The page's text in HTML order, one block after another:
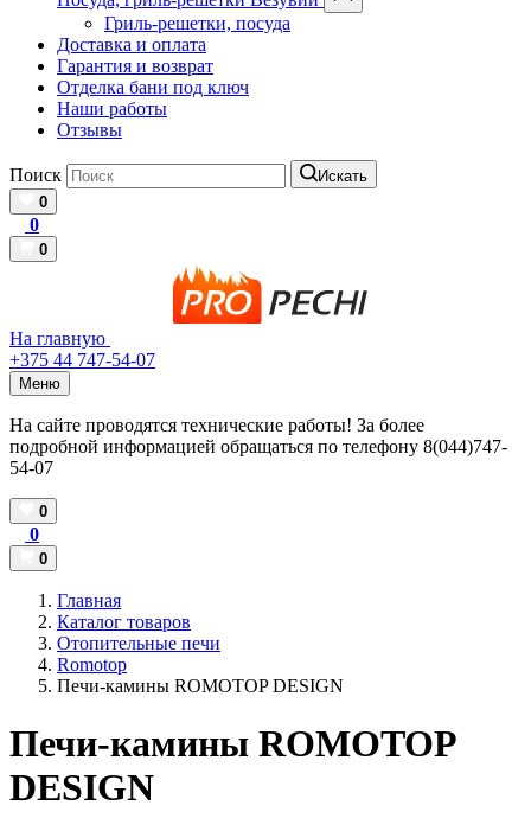
Гриль-решетки, посуда
Доставка и оплата
Гарантия и возврат
Отделка бани под ключ
Наши работы
Отзывы
Поиск
Искать
0
0
0
На главную
+375 44 747-54-07
Меню
На сайте проводятся технические работы! За более
подробной информацией обращаться по телефону 8(044)747-
54-07
0
0
0
Главная
Каталог товаров
Отопительные печи
Romotop
Печи-камины ROMOTOP DESIGN
Печи-камины ROMOTOP
DESIGN